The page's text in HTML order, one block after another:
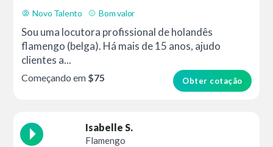
Novo Talento Bom valor
Sou uma locutora profissional de holandês
flamengo (belga). Há mais de 15 anos, ajudo
clientes a...
Obter cotação
Começando em $75
Isabelle S.
Flamengo